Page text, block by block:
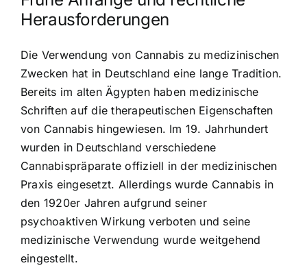
Herausforderungen
Die Verwendung von Cannabis zu medizinischen
Zwecken hat in Deutschland eine lange Tradition.
Bereits im alten Ägypten haben medizinische
Schriften auf die therapeutischen Eigenschaften
von Cannabis hingewiesen. Im 19. Jahrhundert
wurden in Deutschland verschiedene
Cannabispräparate offiziell in der medizinischen
Praxis eingesetzt. Allerdings wurde Cannabis in
den 1920er Jahren aufgrund seiner
psychoaktiven Wirkung verboten und seine
medizinische Verwendung wurde weitgehend
eingestellt.